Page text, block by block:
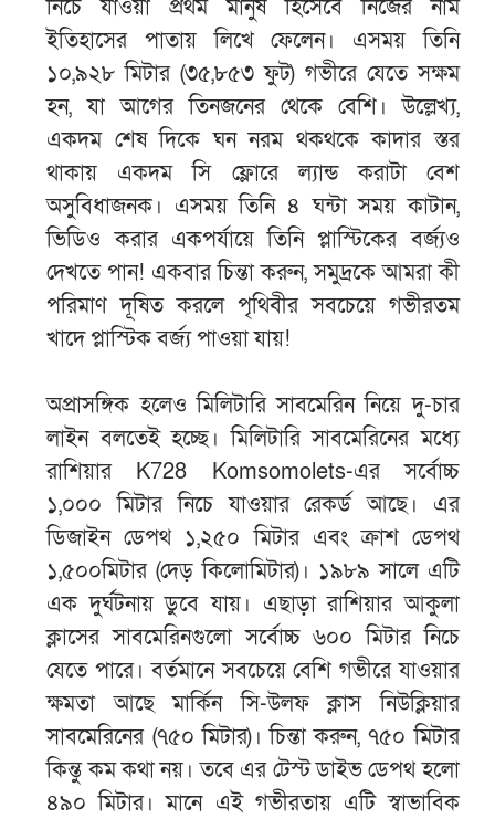
নিচে যাওয়া প্রথম মানুষ হিসেবে নিজের নাম
ইতিহাসের পাতায় লিখে ফেলেন। এসময় তিনি
১০,৯২৮ মিটার (৩৫,৮৫৩ ফুট) গভীরে যেতে সক্ষম
হন, যা আগের তিনজনের থেকে বেশি। উল্লেখ্য,
একদম শেষ দিকে ঘন নরম থকথকে কাদার স্তর
থাকায় একদম সি ফ্লোরে ল্যান্ড করাটা বেশ
অসুবিধাজনক। এসময় তিনি ৪ ঘন্টা সময় কাটান,
ভিডিও করার একপর্যায়ে তিনি প্লাস্টিকের বর্জ্যও
দেখতে পান! একবার চিন্তা করুন, সমুদ্রকে আমরা কী
পরিমাণ দূষিত করলে পৃথিবীর সবচেয়ে গভীরতম
খাদে প্লাস্টিক বর্জ্য পাওয়া যায়!
অপ্রাসঙ্গিক হলেও মিলিটারি সাবমেরিন নিয়ে দু-চার
লাইন বলতেই হচ্ছে। মিলিটারি সাবমেরিনের মধ্যে
রাশিয়ার K728 Komsomolets-এর সর্বোচ্চ
১,০০০ মিটার নিচে যাওয়ার রেকর্ড আছে। এর
ডিজাইন ডেপথ ১,২৫০ মিটার এবং ক্রাশ ডেপথ
১,৫০০মিটার (দেড় কিলোমিটার)। ১৯৮৯ সালে এটি
এক দুর্ঘটনায় ডুবে যায়। এছাড়া রাশিয়ার আকুলা
ক্লাসের সাবমেরিনগুলো সর্বোচ্চ ৬০০ মিটার নিচে
যেতে পারে। বর্তমানে সবচেয়ে বেশি গভীরে যাওয়ার
ক্ষমতা আছে মার্কিন সি-উলফ ক্লাস নিউক্লিয়ার
সাবমেরিনের (৭৫০ মিটার)। চিন্তা করুন, ৭৫০ মিটার
কিন্তু কম কথা নয়। তবে এর টেস্ট ডাইভ ডেপথ হলো
৪৯০ মিটার। মানে এই গভীরতায় এটি স্বাভাবিক